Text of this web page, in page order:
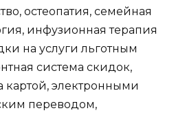
остеопатия, семейная
инфузионная терапия
на услуги льготным
система скидок,
картой, электронными
переводом,